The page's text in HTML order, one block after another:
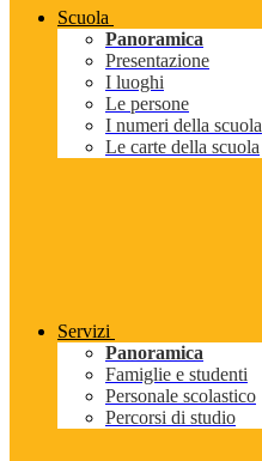
Scuola
Panoramica
Presentazione
I luoghi
Le persone
I numeri della scuola
Le carte della scuola
Servizi
Panoramica
Famiglie e studenti
Personale scolastico
Percorsi di studio